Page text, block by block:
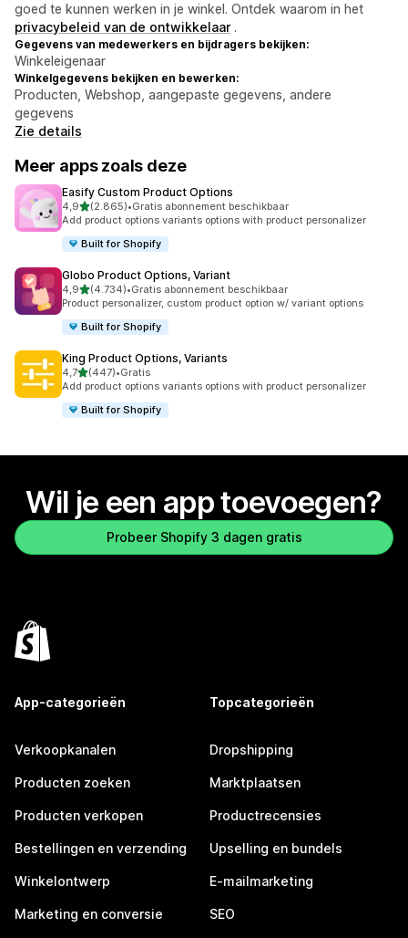
goed te kunnen werken in je winkel. Ontdek waarom in het
privacybeleid van de ontwikkelaar .
Gegevens van medewerkers en bijdragers bekijken:
Winkeleigenaar
Winkelgegevens bekijken en bewerken:
Producten, Webshop, aangepaste gegevens, andere
gegevens
Zie details
Meer apps zoals deze
Easify Custom Product Options
4,9van 5 sterren
(2.865)
2865 recensies in totaal
•Gratis abonnement beschikbaar
Add product options variants options with product personalizer
Built for Shopify
Globo Product Options, Variant
4,9van 5 sterren
(4.734)
4734 recensies in totaal
•Gratis abonnement beschikbaar
Product personalizer, custom product option w/ variant options
Built for Shopify
King Product Options, Variants
4,7van 5 sterren
(447)
447 recensies in totaal
•Gratis
Add product options variants options with product personalizer
Built for Shopify
Wil je een app toevoegen?
Probeer Shopify 3 dagen gratis
App-categorieën
Verkoopkanalen
Producten zoeken
Producten verkopen
Bestellingen en verzending
Winkelontwerp
Marketing en conversie
Topcategorieën
Dropshipping
Marktplaatsen
Productrecensies
Upselling en bundels
E-mailmarketing
SEO